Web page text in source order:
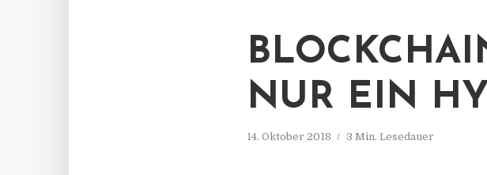
NUR EIN
14. Oktober 2018 3 Min. Lesedauer